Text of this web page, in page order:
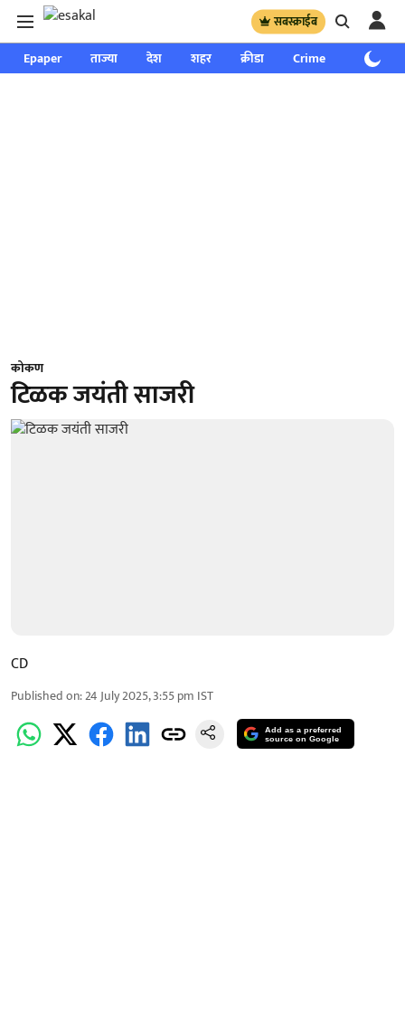
सबस्क्राईब
Epaper ताज्या देश शहर क्रीडा Crime साप्ताहिक
कोकण
टिळक जयंती साजरी
CD
Published on:24 July 2025, 3:55 pm IST
Add as a preferred
source on Google